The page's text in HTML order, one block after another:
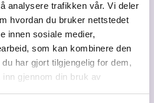
analysere trafikken vår. Vi deler
hvordan du bruker nettstedet
innen sosiale medier,
som kan kombinere den
har gjort tilgjengelig for dem,
gjennom din bruk av
, team-, coaching